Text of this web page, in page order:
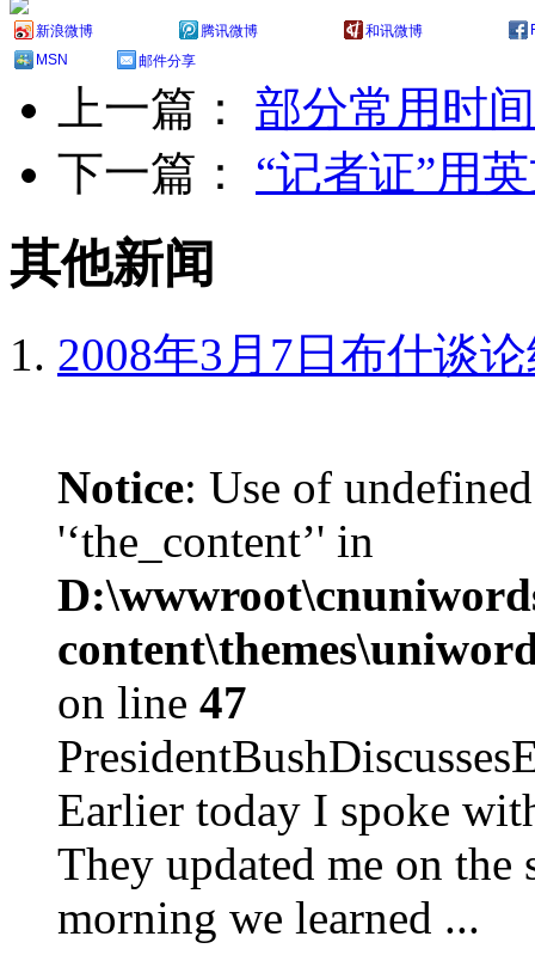
新浪微博 腾讯微博 和讯微博
MSN
邮件分享
上一篇： 部分常用时
下一篇： “记者证”用
其他新闻
2008年3月7日布什谈
Notice: Use of
'‘the_content’' in
on line 47
Earlier today I spoke
They updated me on the
morning we learned ...